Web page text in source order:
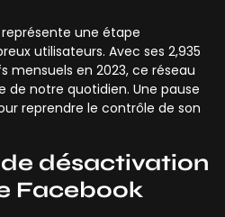
une étape
utilisateurs. Avec ses 2,935
mensuels en 2023, ce réseau
notre quotidien. Une pause
reprendre le contrôle de son
désactivation
Facebook